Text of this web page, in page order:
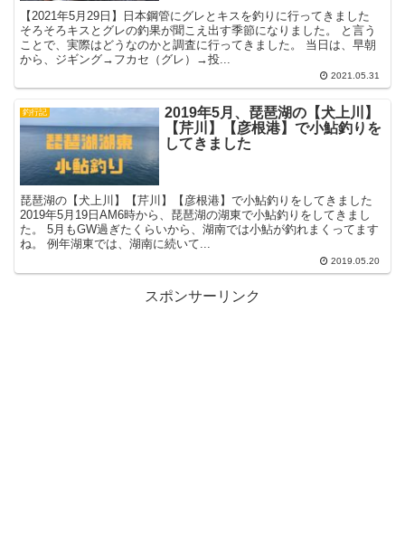
【2021年5月29日】日本鋼管にグレとキスを釣りに行ってきました
そろそろキスとグレの釣果が聞こえ出す季節になりました。 と言う
ことで、実際はどうなのかと調査に行ってきました。 当日は、早朝
から、ジギング→フカセ（グレ）→投...
2021.05.31
釣行記
2019年5月、琵琶湖の【犬上川】
【芹川】【彦根港】で小鮎釣りを
してきました
琵琶湖の【犬上川】【芹川】【彦根港】で小鮎釣りをしてきました
2019年5月19日AM6時から、琵琶湖の湖東で小鮎釣りをしてきまし
た。 5月もGW過ぎたくらいから、湖南では小鮎が釣れまくってます
ね。 例年湖東では、湖南に続いて...
2019.05.20
スポンサーリンク